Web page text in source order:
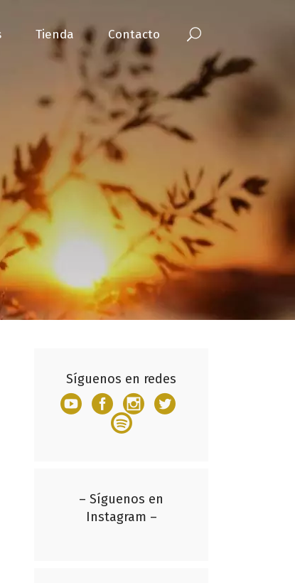
Tienda Contacto
Síguenos en redes
– Síguenos en
Instagram –